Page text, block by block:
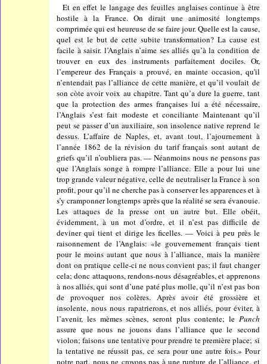
Et en effet le langage des feuilles anglaises continue à être
hostile à la France. On dirait une animosité longtemps
comprimée qui est heureuse de se faire jour. Quelle est la cause,
quel est le but de cette subite transformation? La cause est
facile à saisir. l’Anglais n’aime ses alliés qu’à la condition de
trouver en eux des instruments parfaitement dociles. Or,
l’empereur des Français a prouvé, en mainte occasion, qu'il
n’entendait pas l’alliance de cette manière, et qu’il voulait de
son còte avoir voix au chapitre. Tant qu’a dure la guerre, tant
que la protection des armes françaises lui a été nécessaire,
l’Anglais s’est fait modeste et conciliante Maintenant qu’il
peut se passer d’un auxiliaire, son insolence native reprend le
dessus. L’affaire de Naples, et, avant tout, l’ajournement à
l’année 1862 de la révision du tarif français sont autant de
griefs qu’il n’oubliera pas. — Néanmoins nous ne pensons pas
que l’Anglais songe à rompre l’alliance. Elle a pour lui une
trop grande valeur négative, celle de neutraliser la France à son
profit, pour qu’il ne cherche pas à conserver les apparences et à
s’y cramponner longtemps après que la réalité se sera évanouie.
Les attaques de la presse ont un autre but. Elle obéit,
évidemment, à un mot d’ordre, et il n’est pas difficile de
deviner qui tient et dirige les ficelles. — Voici à peu près le
raisonnement de l’Anglais: «le gouvernement français tient
pour le moins autant que nous à l’alliance, mais la manière
dont on pratique celle-ci ne nous convient pas; il faut changer
cela; donc attaquons, rendons-nous désagréables, et apprenons
à nos alliés, qui sont d’une paté plus molle, qu’il n’est pas bon
de provoquer nos colères. Après avoir été grossière et
insolente, nous nous rapatrierons, et nos alliés, pour éviter, à
l’avenir, les mèmes scènes, seront plus contente; le Punch
assure que nous ne jouons dans l’alliance que le second
violon; faisons une tentative pour prendre te première place; si
la tentative ne réussit pas, ce sera pour une autre fois.» Pour
notre part, nous ne croyons pas à une rupture de l’alliance, et